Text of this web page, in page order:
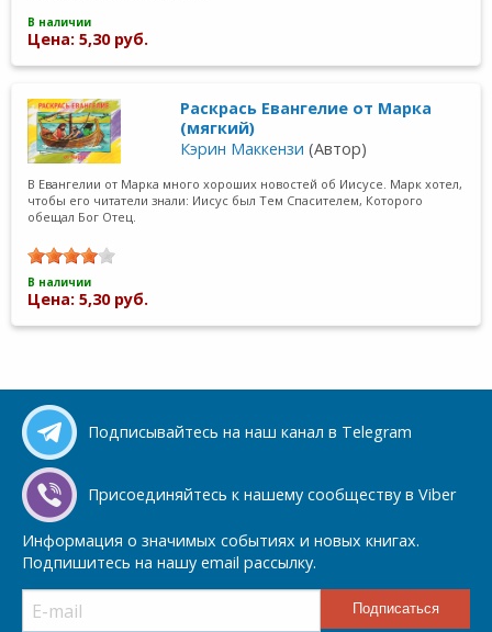
В наличии
Цена: 5,30 руб.
Раскрась Евангелие от Марка
(мягкий)
Кэрин Маккензи (Автор)
В Евангелии от Марка много хороших новостей об Иисусе. Марк хотел,
чтобы его читатели знали: Иисус был Тем Спасителем, Которого
обещал Бог Отец.
В наличии
Цена: 5,30 руб.
Подписывайтесь на наш канал в Telegram
Присоединяйтесь к нашему сообществу в Viber
Информация о значимых событиях и новых книгах.
Подпишитесь на нашу email рассылку.